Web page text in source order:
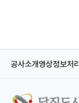
공사소개영상정보처